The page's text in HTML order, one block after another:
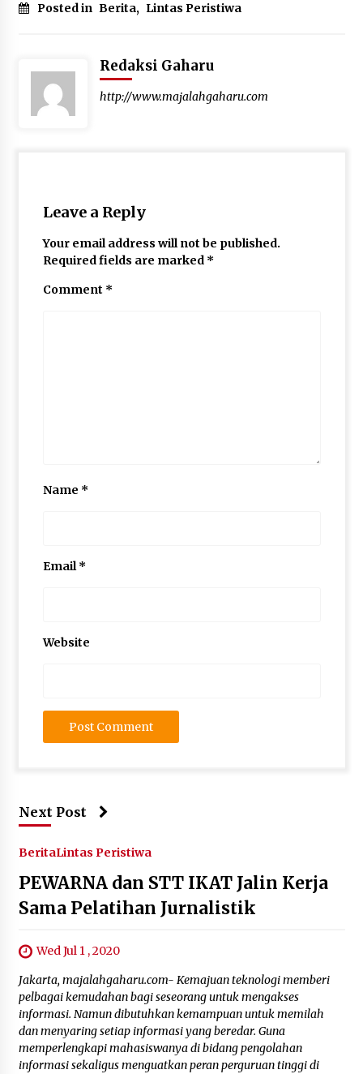
Posted in Berita, Lintas Peristiwa
Redaksi Gaharu
http://www.majalahgaharu.com
Leave a Reply
Your email address will not be published.
Required fields are marked *
Comment *
Name *
Email*
Website
Next Post
BeritaLintas Peristiwa
PEWARNA dan STT IKAT Jalin Kerja
Sama Pelatihan Jurnalistik
Wed Jul 1 , 2020
Jakarta, majalahgaharu.com- Kemajuan teknologi memberi
pelbagai kemudahan bagi seseorang untuk mengakses
informasi. Namun dibutuhkan kemampuan untuk memilah
dan menyaring setiap informasi yang beredar. Guna
memperlengkapi mahasiswanya di bidang pengolahan
informasi sekaligus menguatkan peran perguruan tinggi di